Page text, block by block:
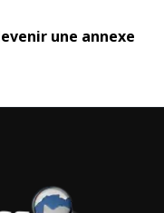
une annexe